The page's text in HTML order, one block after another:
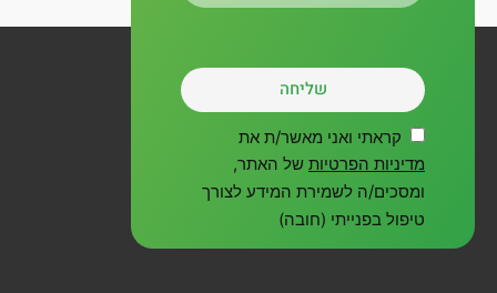
שליחה
קראתי ואני מאשר/ת את
מדיניות הפרטיותשל האתר,
ומסכים/ה לשמירת המידע לצורך
טיפול בפנייתי (חובה)